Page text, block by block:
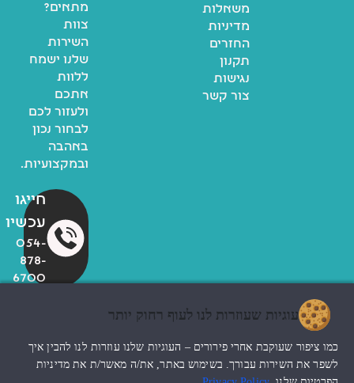
משאלות
מדיניות
החזרים
תקנון
נגישות
צור קשר
מתאים?
צוות
השירות
שלנו ישמח
ללוות
אתכם
ולעזור לכם
לבחור נכון
באהבה
ובמקצועיות.
חייגו
עכשיו
054-
878-
6700
© כל הזכויות שמורות לzoo
החנות שלי
עיצוב האתר ndesign
עוגיות שעוזרות לנו לעוף רחוק יותר
כמו ציפור שעוקבת אחרי פירורים – העוגיות שלנו עוזרות לנו להבין איך
לשפר את השירות עבורך. בשימוש באתר, את/ה מאשר/ת את מדיניות